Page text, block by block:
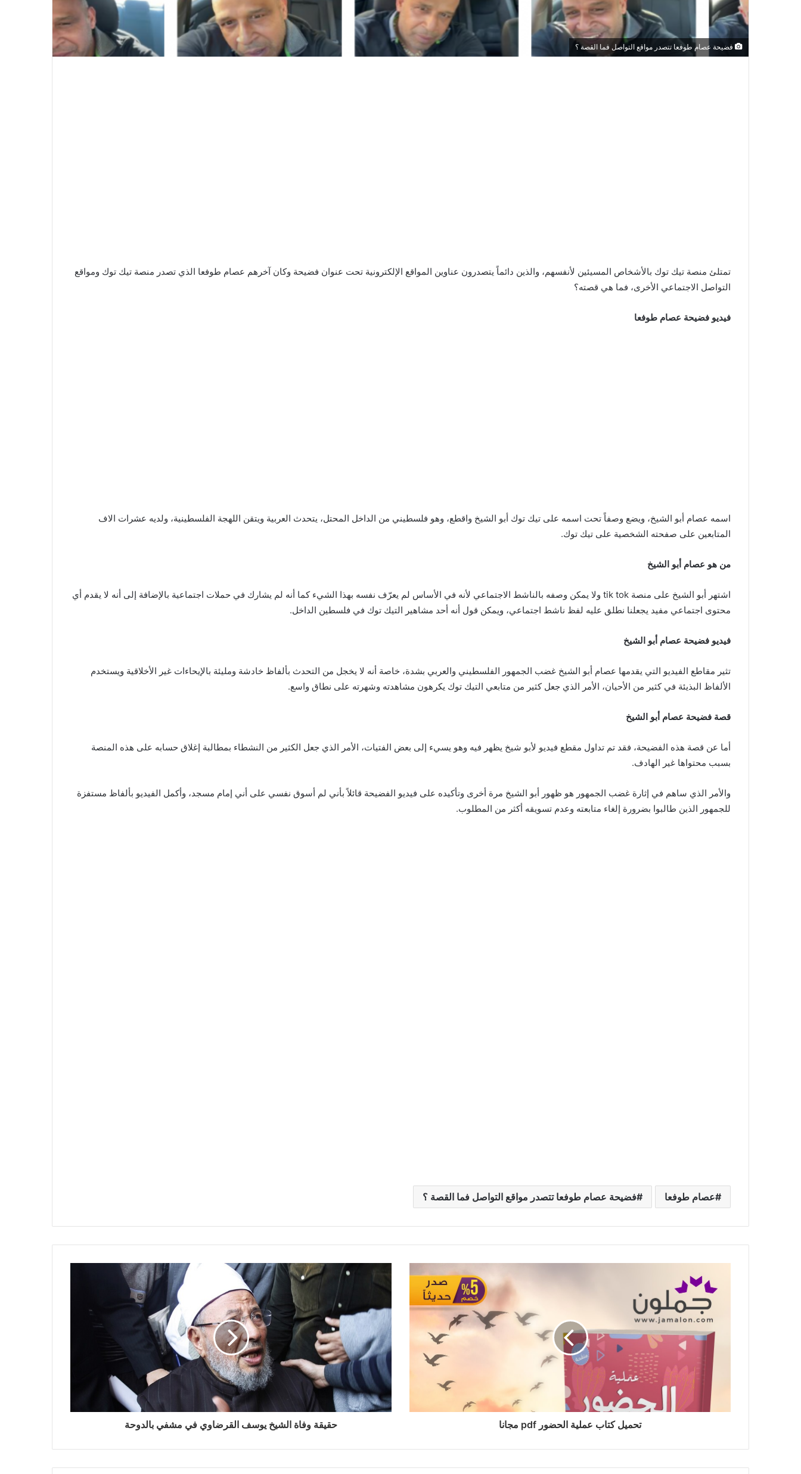
فضيحة عصام طوفعا تتصدر مواقع التواصل فما القصة ؟
تمتلئ منصة تيك توك بالأشخاص المسيئين لأنفسهم، والذين دائماً يتصدرون عناوين المواقع الإلكترونية تحت عنوان فضيحة وكان آخرهم عصام طوفعا الذي تصدر منصة تيك توك ومواقع
التواصل الاجتماعي الأخرى، فما هي قصته؟
فيديو فضيحة عصام طوفعا
اسمه عصام أبو الشيخ، ويضع وصفاً تحت اسمه على تيك توك أبو الشيخ واقطع، وهو فلسطيني من الداخل المحتل، يتحدث العربية ويتقن اللهجة الفلسطينية، ولديه عشرات الاف
المتابعين على صفحته الشخصية على تيك توك.
من هو عصام أبو الشيخ
اشتهر أبو الشيخ على منصة tik tok ولا يمكن وصفه بالناشط الاجتماعي لأنه في الأساس لم يعرّف نفسه بهذا الشيء كما أنه لم يشارك في حملات اجتماعية بالإضافة إلى أنه لا يقدم أي
محتوى اجتماعي مفيد يجعلنا نطلق عليه لفظ ناشط اجتماعي، ويمكن قول أنه أحد مشاهير التيك توك في فلسطين الداخل.
فيديو فضيحة عصام أبو الشيخ
تثير مقاطع الفيديو التي يقدمها عصام أبو الشيخ غضب الجمهور الفلسطيني والعربي بشدة، خاصة أنه لا يخجل من التحدث بألفاظ خادشة ومليئة بالإيحاءات غير الأخلاقية ويستخدم
الألفاظ البذيئة في كثير من الأحيان، الأمر الذي جعل كثير من متابعي التيك توك يكرهون مشاهدته وشهرته على نطاق واسع.
قصة فضيحة عصام أبو الشيخ
أما عن قصة هذه الفضيحة، فقد تم تداول مقطع فيديو لأبو شيخ يظهر فيه وهو يسيء إلى بعض الفتيات، الأمر الذي جعل الكثير من النشطاء بمطالبة إغلاق حسابه على هذه المنصة
بسبب محتواها غير الهادف.
والأمر الذي ساهم في إثارة غضب الجمهور هو ظهور أبو الشيخ مرة أخرى وتأكيده على فيديو الفضيحة قائلاً بأني لم أسوق نفسي على أني إمام مسجد، وأكمل الفيديو بألفاظ مستفزة
للجمهور الذين طالبوا بضرورة إلغاء متابعته وعدم تسويقه أكثر من المطلوب.
عصام طوفعا فضيحة عصام طوفعا تتصدر مواقع التواصل فما القصة ؟
تحميل كتاب عملية الحضور pdf مجانا حقيقة وفاة الشيخ يوسف القرضاوي في مشفي بالدوحة